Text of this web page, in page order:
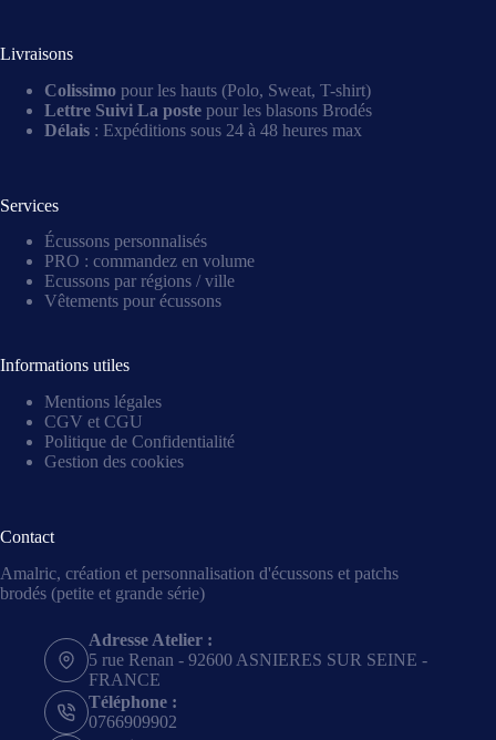
Livraisons
Colissimo pour les hauts (Polo, Sweat, T-shirt)
Lettre Suivi La poste pour les blasons Brodés
Délais : Expéditions sous 24 à 48 heures max
Services
Écussons personnalisés
PRO : commandez en volume
Ecussons par régions / ville
Vêtements pour écussons
Informations utiles
Mentions légales
CGV et CGU
Politique de Confidentialité
Gestion des cookies
Contact
Amalric, création et personnalisation d'écussons et patchs
brodés (petite et grande série)
Adresse Atelier :
5 rue Renan - 92600 ASNIERES SUR SEINE -
FRANCE
Téléphone :
0766909902